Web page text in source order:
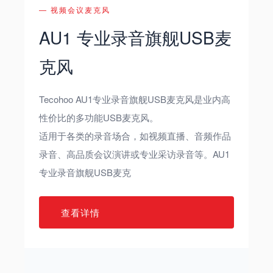
— 视频会议麦克风
AU1 专业录音旗舰USB麦
克风
Tecohoo AU1专业录音旗舰USB麦克风是业内高
性价比的多功能USB麦克风。
适用于各类的录音场合，如视频直播、音频作品
录音、高品质会议演讲或专业采访录音等。AU1
专业录音旗舰USB麦克
查看详情